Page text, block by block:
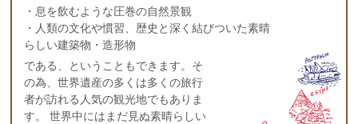
・息を飲むような圧巻の自然景観
・人類の文化や慣習、歴史と深く結びついた素晴
らしい建築物・造形物
である、ということもできます。そ
の為、世界遺産の多くは多くの旅行
者が訪れる人気の観光地でもありま
す。 世界中にはまだ見ぬ素晴らしい